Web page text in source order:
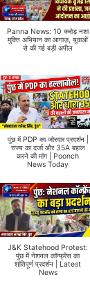
Panna News: 10 करोड़ नशा
मुक्ति अभियान का आगाज़, युवाओं
से की गई बड़ी अपील
पुंछ में PDP का जोरदार प्रदर्शन |
राज्य का दर्जा और 35A बहाल
करने की मांग | Poonch
News Today
J&K Statehood Protest:
पुंछ में नेशनल कॉन्फ्रेंस का
शांतिपूर्ण प्रदर्शन | Latest
News